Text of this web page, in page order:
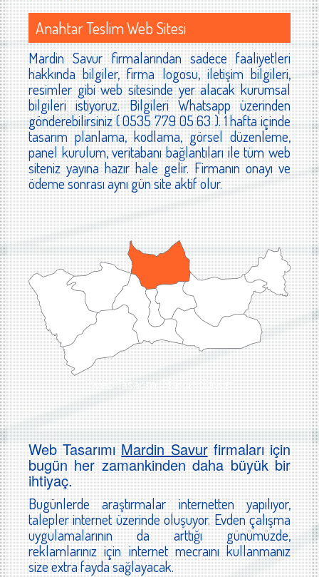
Anahtar Teslim Web Sitesi
Mardin Savur firmalarından sadece faaliyetleri
hakkında bilgiler, firma logosu, iletişim bilgileri,
resimler gibi web sitesinde yer alacak kurumsal
bilgileri istiyoruz. Bilgileri Whatsapp üzerinden
gönderebilirsiniz ( 0535 779 05 63 ). 1 hafta içinde
tasarım planlama, kodlama, görsel düzenleme,
panel kurulum, veritabanı bağlantıları ile tüm web
siteniz yayına hazır hale gelir. Firmanın onayı ve
ödeme sonrası aynı gün site aktif olur.
Web Tasarımı Mardin Savur
Web TasarımıMardin Savurfirmaları için
bugün her zamankinden daha büyük bir
ihtiyaç.
Bugünlerde araştırmalar internetten yapılıyor,
talepler internet üzerinde oluşuyor. Evden çalışma
uygulamalarının da arttığı günümüzde,
reklamlarınız için internet mecraını kullanmanız
size extra fayda sağlayacak.